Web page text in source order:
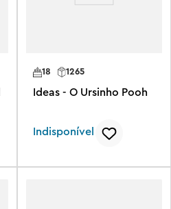
18 1265
Ideas - O Ursinho Pooh
Indisponível